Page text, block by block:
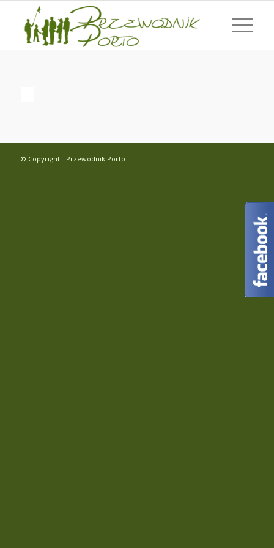
© Copyright - Przewodnik Porto